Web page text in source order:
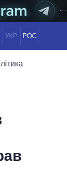
УКР РОС